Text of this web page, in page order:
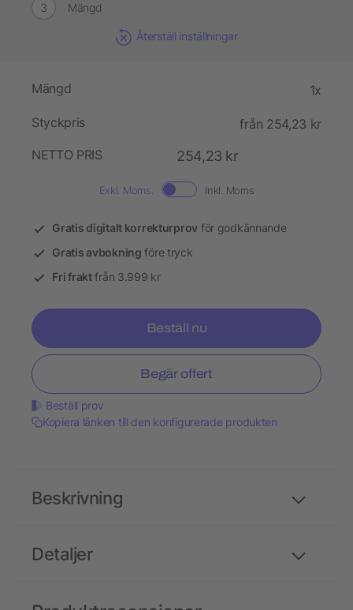
Mängd
Återställ inställningar
Mängd 1x
Styckpris
från 254,23 kr
NETTO PRIS
254,23 kr
Exkl. Moms. Inkl. Moms
Gratis digitalt korrekturprov för godkännande
Gratis avbokning före tryck
Fri fraktfrån 3.999 kr
Beställ nu
Begär offert
Beställ prov
Kopiera länken till den konfigurerade produkten
Detaljer
Beskrivning